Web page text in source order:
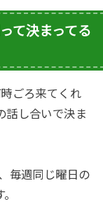
て決まってる
ごろ来てくれ
話し合いで決ま
毎週同じ曜日の